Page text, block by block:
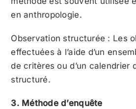
en anthropologie.
Observation structurée : Les
effectuées à l’aide d’un
de critères ou d’un calendrier
structuré.
3. Méthode d’enquête